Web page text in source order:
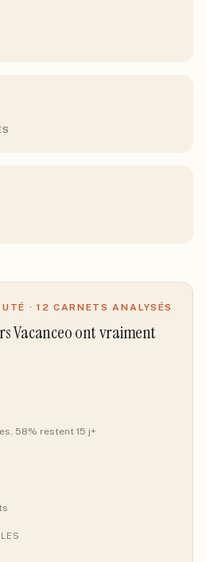
· 12 CARNETS ANALYSÉS
Vacanceo ont vraiment
, 58% restent 15 j+